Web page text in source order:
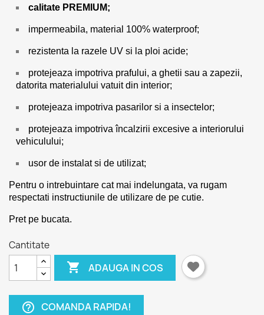
calitate PREMIUM;
impermeabila, material 100% waterproof;
rezistenta la razele UV si la ploi acide;
protejeaza impotriva prafului, a ghetii sau a zapezii,
datorita materialului vatuit din interior;
protejeaza impotriva pasarilor si a insectelor;
protejeaza impotriva încalzirii excesive a interiorului
vehiculului;
usor de instalat si de utilizat;
Pentru o intrebuintare cat mai indelungata, va rugam
respectati instructiunile de utilizare de pe cutie.
Pret pe bucata.
Cantitate
 ADAUGA IN COS
help_outline COMANDA RAPIDA!